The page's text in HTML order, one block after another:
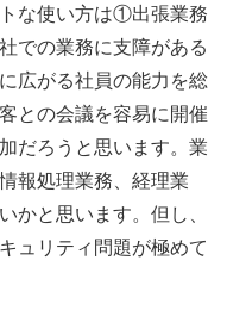
な使い方は①出張業務
での業務に支障がある
広がる社員の能力を総
との会議を容易に開催
だろうと思います。業
報処理業務、経理業
かと思います。但し、
ュリティ問題が極めて